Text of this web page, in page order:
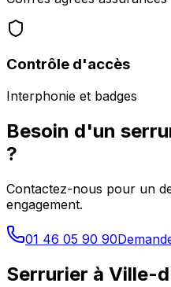
Contrôle d'accès
Interphonie et badges
Besoin d'un
?
Contactez-nous pour un
engagement.
01 46 05 90 90
Serrurier à Ville-